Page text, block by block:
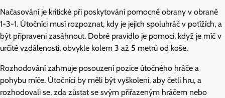
Načasování je kritické při poskytování pomocné obrany v obraně
1-3-1. Útočníci musí rozpoznat, kdy je jejich spoluhráč v potížích, a
být připraveni zasáhnout. Dobré pravidlo je pomoci, když je míč v
určité vzdálenosti, obvykle kolem 3 až 5 metrů od koše.
Rozhodování zahrnuje posouzení pozice útočného hráče a
pohybu míče. Útočníci by měli být vyškoleni, aby četli hru, a
rozhodovali se, zda zůstat se svým přiřazeným hráčem nebo